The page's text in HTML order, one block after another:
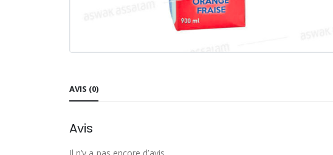
AVIS (0)
Avis